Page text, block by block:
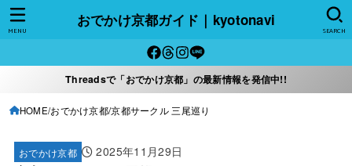
おでかけ京都ガイド｜kyotonavi
SEARCH
MENU
Threadsで「おでかけ京都」の最新情報を発信中!!
HOME おでかけ京都 京都サークル 三尾巡り
おでかけ京都 2025年11月29日